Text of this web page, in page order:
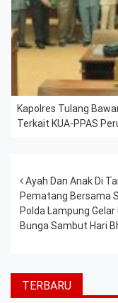
Kapolres Tulang
Terkait KUA-PPAS
Post
Ayah Dan Anak Di
Pematang Bersama
Polda Lampung
Bunga Sambut Hari
TERBARU